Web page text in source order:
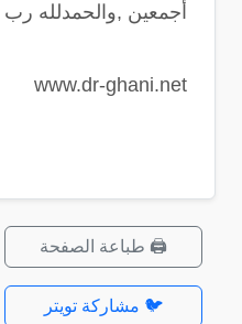
أجمعين ,والحمدلله رب
www.dr-ghani.net
🖨️ طباعة الصفحة
🐦 مشاركة تويتر